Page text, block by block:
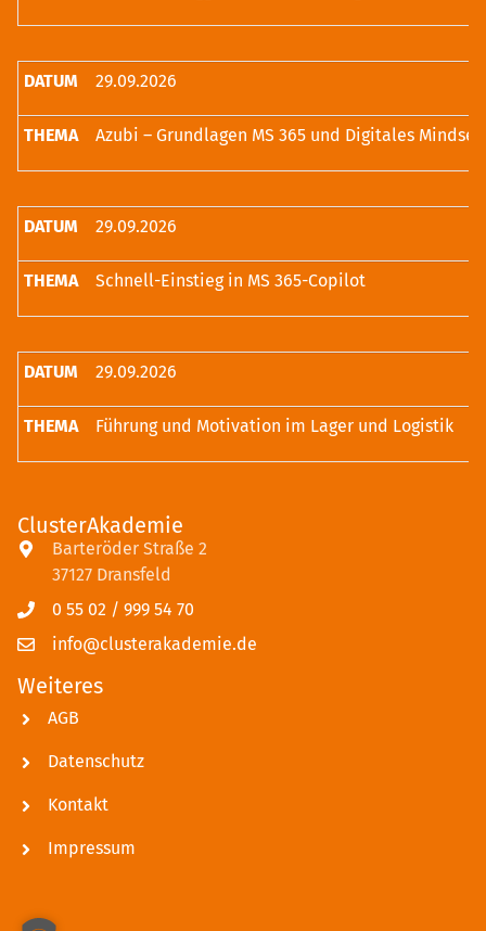
29.09.2026
Azubi – Grundlagen MS 365 und Digitales Mindset
29.09.2026
Schnell-Einstieg in MS 365-Copilot
29.09.2026
Führung und Motivation im Lager und Logistik
ClusterAkademie
Barteröder Straße 2
37127 Dransfeld
0 55 02 / 999 54 70
info@clusterakademie.de
Weiteres
AGB
Datenschutz
Kontakt
Impressum